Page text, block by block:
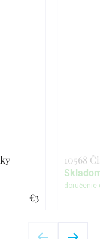
€3
10568